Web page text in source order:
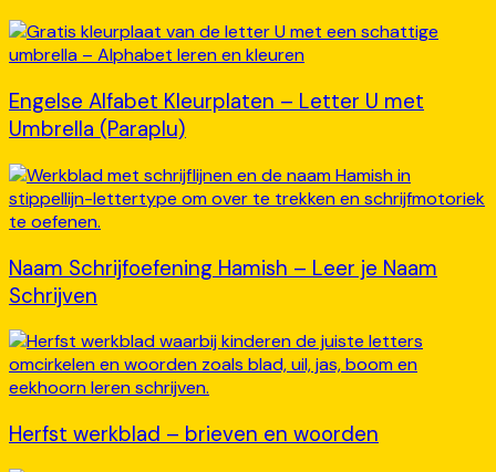
Engelse Alfabet Kleurplaten – Letter U met
Umbrella (Paraplu)
Naam Schrijfoefening Hamish – Leer je Naam
Schrijven
Herfst werkblad – brieven en woorden